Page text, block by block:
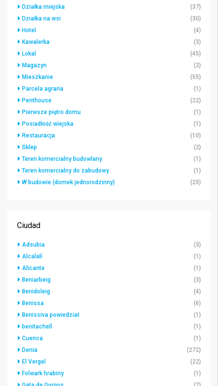
Działka miejska
(37)
Działka na wsi
(30)
Hotel
(4)
Kawalerka
(3)
Lokal
(45)
Magazyn
(2)
Mieszkanie
(55)
Parcela agraria
(1)
Penthouse
(22)
Pierwsze piętro domu
(1)
Posiadłość wiejska
(1)
Restauracja
(10)
Sklep
(2)
Teren komercialny budowlany
(1)
Teren komercialny do zabudowy
(1)
W budowie (domek jednorodzinny)
(25)
Ciudad
Adsubia
(3)
Alcalalí
(1)
Alicante
(1)
Beniarbeig
(3)
Benidoleig
(4)
Benissa
(6)
Benissiva powiedział:
(1)
benitachell
(1)
Cuenca
(1)
Denia
(272)
El Vergel
(22)
Folwark hrabiny
(1)